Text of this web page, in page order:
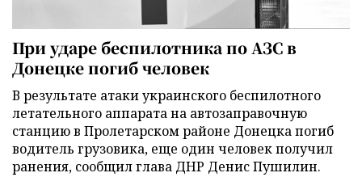
При ударе беспилотника по АЗС в
Донецке погиб человек
В результате атаки украинского беспилотного
летательного аппарата на автозаправочную
станцию в Пролетарском районе Донецка погиб
водитель грузовика, еще один человек получил
ранения, сообщил глава ДНР Денис Пушилин.